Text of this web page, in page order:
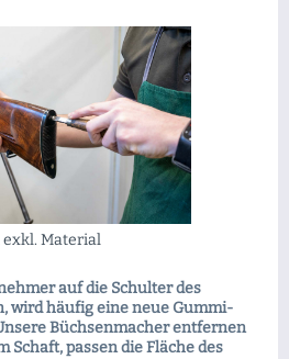
Material
auf die Schulter des
wird häufig eine neue Gummi-
Büchsenmacher entfernen
Schaft, passen die Fläche des